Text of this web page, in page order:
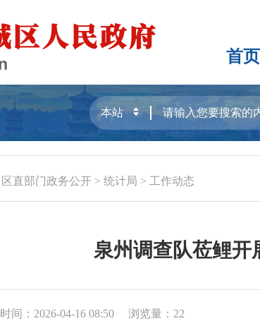
首页
区直部门政务公开 > 统计局 > 工作动态
泉州调查队莅鲤开
时间：2026-04-16 08:50 浏览量： 22